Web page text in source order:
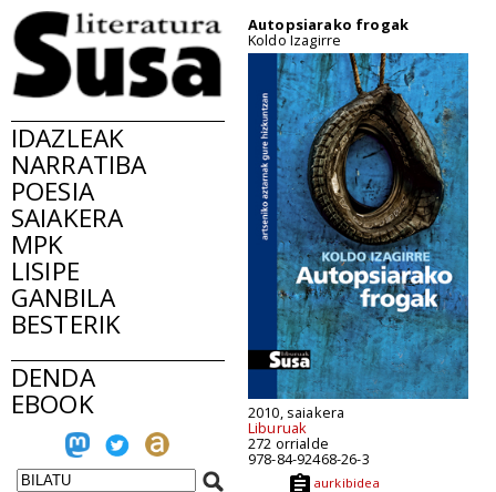
IDAZLEAK
NARRATIBA
POESIA
SAIAKERA
MPK
LISIPE
GANBILA
BESTERIK
DENDA
EBOOK
Autopsiarako frogak
Koldo Izagirre
2010, saiakera
Liburuak
272 orrialde
978-84-92468-26-3
aurkibidea